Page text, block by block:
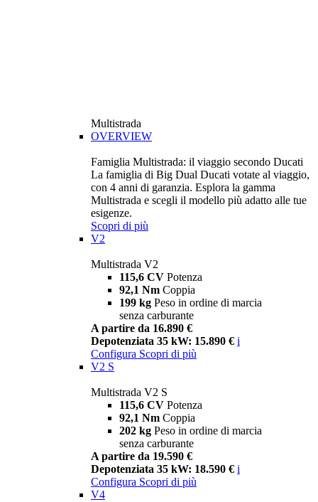
Multistrada
OVERVIEW
Famiglia Multistrada: il viaggio secondo Ducati
La famiglia di Big Dual Ducati votate al viaggio,
con 4 anni di garanzia. Esplora la gamma
Multistrada e scegli il modello più adatto alle tue
esigenze.
Scopri di più
V2
Multistrada V2
115,6 CV Potenza
92,1 Nm Coppia
199 kg Peso in ordine di marcia
senza carburante
A partire da 16.890 €
Depotenziata 35 kW: 15.890 € i
Configura Scopri di più
V2 S
Multistrada V2 S
115,6 CV Potenza
92,1 Nm Coppia
202 kg Peso in ordine di marcia
senza carburante
A partire da 19.590 €
Depotenziata 35 kW: 18.590 € i
Configura Scopri di più
V4